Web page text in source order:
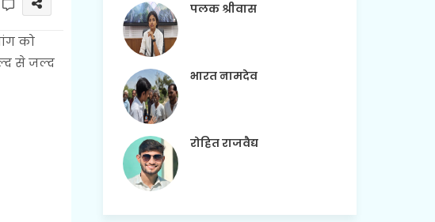
को
से जल्द
पलक श्रीवास
भारत नामदेव
रोहित राजवैद्य